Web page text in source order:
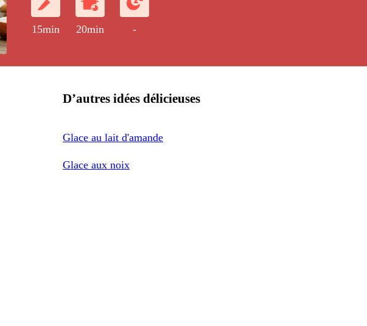
15min 20min -
D’autres idées délicieuses
Glace au lait d'amande
Glace aux noix